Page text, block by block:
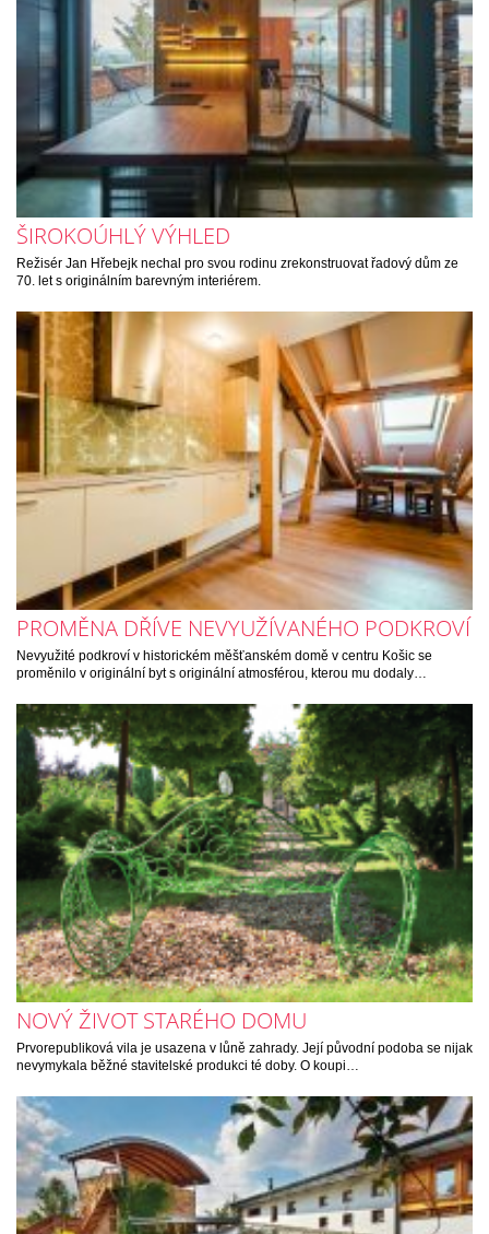
ŠIROKOÚHLÝ VÝHLED
Režisér Jan Hřebejk nechal pro svou rodinu zrekonstruovat řadový dům ze
70. let s originálním barevným interiérem.
PROMĚNA DŘÍVE NEVYUŽÍVANÉHO PODKROVÍ
Nevyužité podkroví v historickém měšťanském domě v centru Košic se
proměnilo v originální byt s originální atmosférou, kterou mu dodaly…
NOVÝ ŽIVOT STARÉHO DOMU
Prvorepubliková vila je usazena v lůně zahrady. Její původní podoba se nijak
nevymykala běžné stavitelské produkci té doby. O koupi…